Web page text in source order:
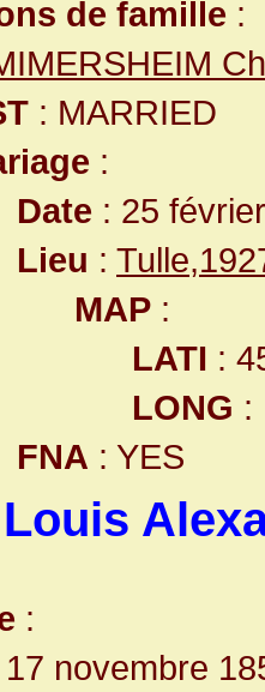
de famille :
: MARRIED
:
Date : 25
Lieu :
MAP :
LATI :
LONG :
FNA : YES
:
17 novembre